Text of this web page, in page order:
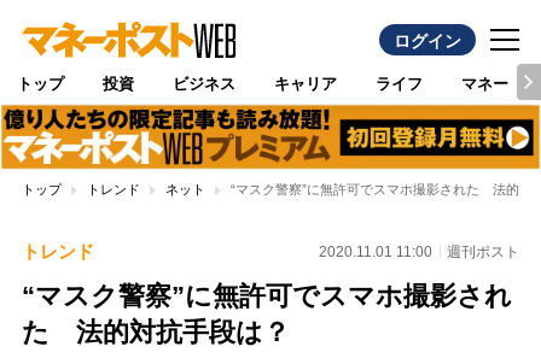
ログイン
トップ 投資 ビジネス キャリア ライフ マネー
トップ トレンド ネット “マスク警察”に無許可でスマホ撮影された 法的対
トレンド 2020.11.01 11:00 週刊ポスト
“マスク警察”に無許可でスマホ撮影され
た 法的対抗手段は？